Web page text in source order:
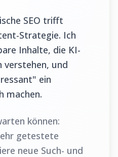
SEO trifft
Strategie. Ich
Inhalte, die KI-
verstehen, und
ein
machen.
können:
getestete
neue Such- und